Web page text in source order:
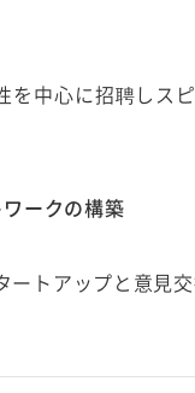
を中心に招聘しス
ークの構築
トアップと意見